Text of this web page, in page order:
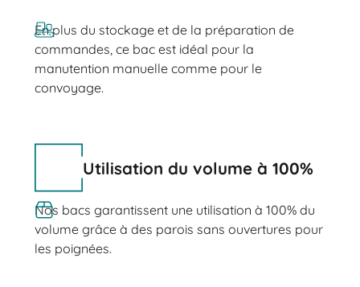
En plus du stockage et de la préparation de
commandes, ce bac est idéal pour la
manutention manuelle comme pour le
convoyage.
Utilisation du volume à 100%
Nos bacs garantissent une utilisation à 100% du
volume grâce à des parois sans ouvertures pour
les poignées.